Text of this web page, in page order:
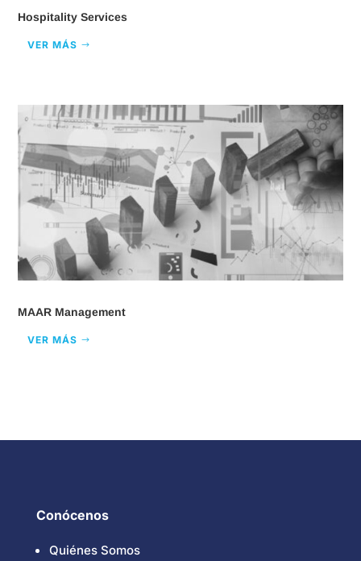
Hospitality Services
VER MÁS
MAAR Management
VER MÁS
Conócenos
Quiénes Somos